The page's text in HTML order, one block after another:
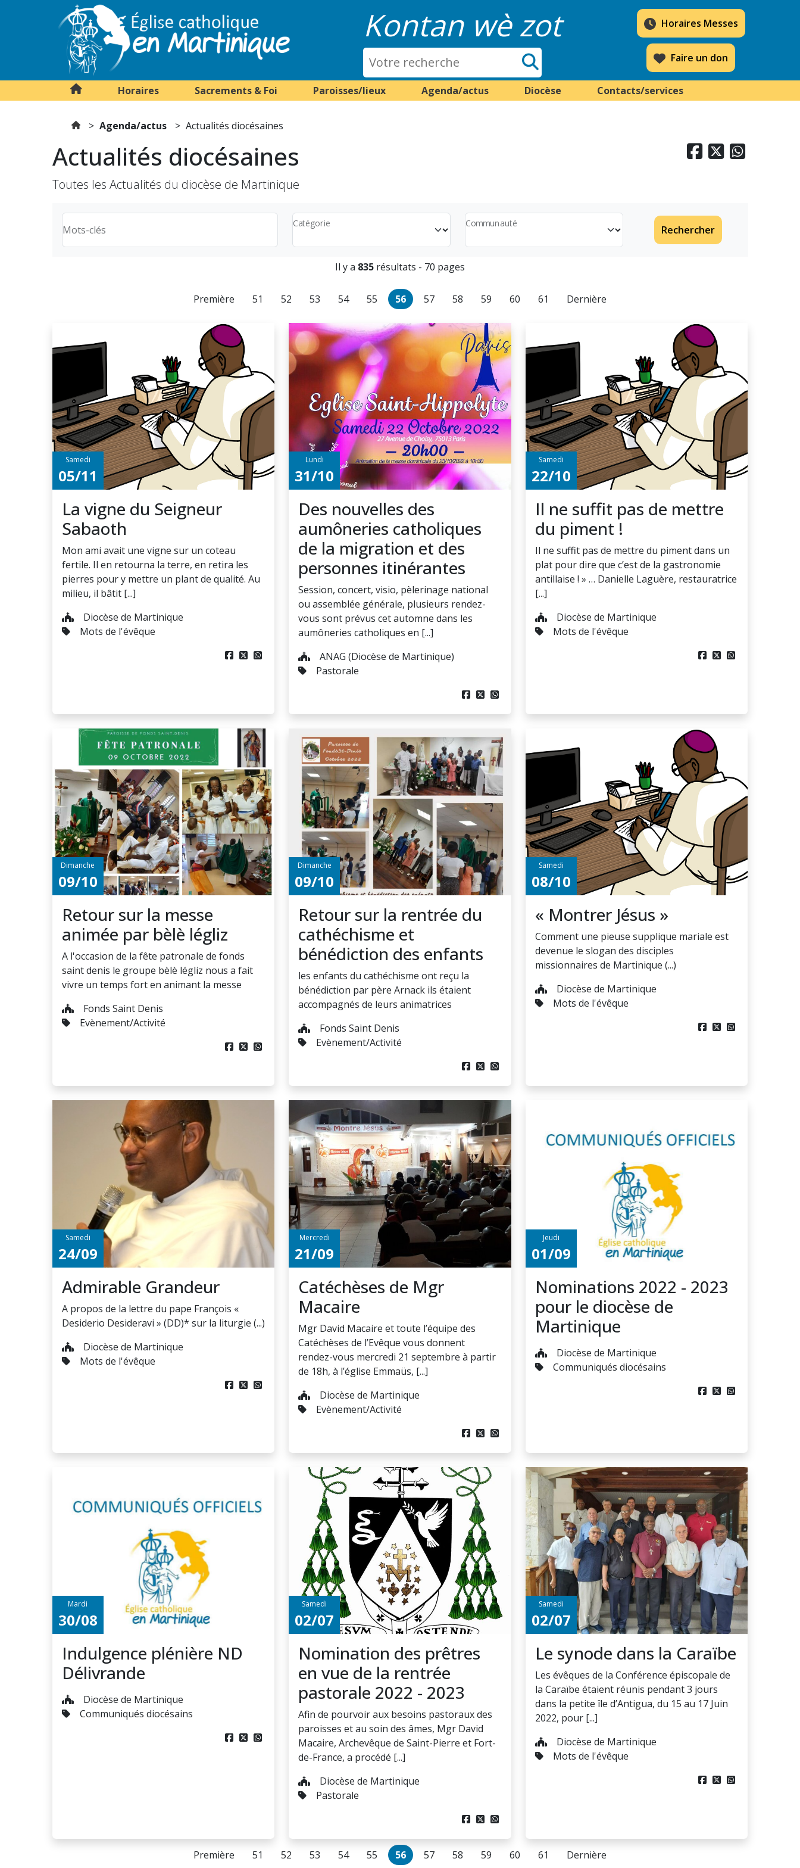
Kontan wè zot Horaires Messes
Faire un don
Horaires Sacrements & Foi Paroisses/lieux Agenda/actus Diocèse Contacts/services
Agenda/actus Actualités diocésaines
  
Actualités diocésaines
Toutes les Actualités du diocèse de Martinique
Mots-clés
Catégorie Communauté
Rechercher
Il y a 835 résultats - 70 pages
Première 51 52 53 54 55 56 57 58 59 60 61 Dernière
Samedi
05/11
La vigne du Seigneur
Sabaoth
Mon ami avait une vigne sur un coteau
fertile. Il en retourna la terre, en retira les
pierres pour y mettre un plant de qualité. Au
milieu, il bâtit [...]
Diocèse de Martinique
Mots de l'évêque
  
Lundi
31/10
Des nouvelles des
aumôneries catholiques
de la migration et des
personnes itinérantes
Session, concert, visio, pèlerinage national
ou assemblée générale, plusieurs rendez-
vous sont prévus cet automne dans les
aumôneries catholiques en [...]
ANAG (Diocèse de Martinique)
Pastorale
  
Samedi
22/10
Il ne suffit pas de mettre
du piment !
Il ne suffit pas de mettre du piment dans un
plat pour dire que c’est de la gastronomie
antillaise ! » … Danielle Laguère, restauratrice
[...]
Diocèse de Martinique
Mots de l'évêque
  
Dimanche
09/10
Retour sur la messe
animée par bèlè légliz
A l'occasion de la fête patronale de fonds
saint denis le groupe bèlè légliz nous a fait
vivre un temps fort en animant la messe
Fonds Saint Denis
Evènement/Activité
  
Dimanche
09/10
Retour sur la rentrée du
cathéchisme et
bénédiction des enfants
les enfants du cathéchisme ont reçu la
bénédiction par père Arnack ils étaient
accompagnés de leurs animatrices
Fonds Saint Denis
Evènement/Activité
  
Samedi
08/10
« Montrer Jésus »
Comment une pieuse supplique mariale est
devenue le slogan des disciples
missionnaires de Martinique (...)
Diocèse de Martinique
Mots de l'évêque
  
Samedi
24/09
Admirable Grandeur
A propos de la lettre du pape François «
Desiderio Desideravi » (DD)* sur la liturgie (...)
Diocèse de Martinique
Mots de l'évêque
  
Mercredi
21/09
Catéchèses de Mgr
Macaire
Mgr David Macaire et toute l’équipe des
Catéchèses de l’Evêque vous donnent
rendez-vous mercredi 21 septembre à partir
de 18h, à l’église Emmaüs, [...]
Diocèse de Martinique
Evènement/Activité
  
Jeudi
01/09
Nominations 2022 - 2023
pour le diocèse de
Martinique
Diocèse de Martinique
Communiqués diocésains
  
Mardi
30/08
Indulgence plénière ND
Délivrande
Diocèse de Martinique
Communiqués diocésains
  
Samedi
02/07
Nomination des prêtres
en vue de la rentrée
pastorale 2022 - 2023
Afin de pourvoir aux besoins pastoraux des
paroisses et au soin des âmes, Mgr David
Macaire, Archevêque de Saint-Pierre et Fort-
de-France, a procédé [...]
Diocèse de Martinique
Pastorale
  
Samedi
02/07
Le synode dans la Caraïbe
Les évêques de la Conférence épiscopale de
la Caraïbe étaient réunis pendant 3 jours
dans la petite île d’Antigua, du 15 au 17 Juin
2022, pour [...]
Diocèse de Martinique
Mots de l'évêque
  
Première 51 52 53 54 55 56 57 58 59 60 61 Dernière